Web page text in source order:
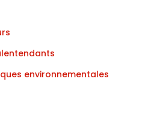
environnementales